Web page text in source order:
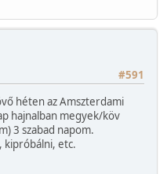
#591
héten az Amszterdami
hajnalban megyek/köv
3 szabad napom.
kipróbálni, etc.